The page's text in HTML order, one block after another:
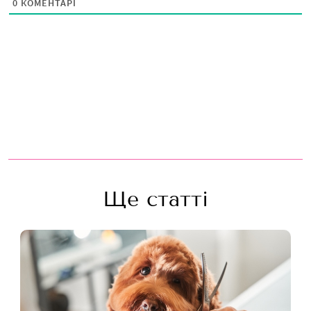
0 КОМЕНТАРІ
Ще статті